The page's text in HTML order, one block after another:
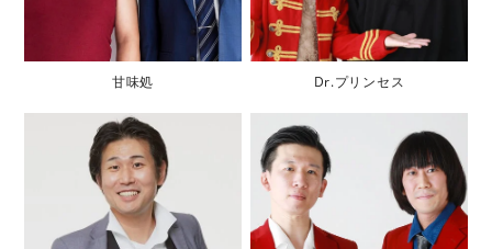
甘味処 Dr.プリンセス